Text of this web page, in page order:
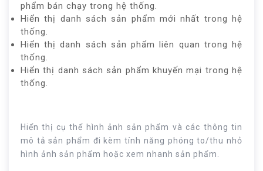
phẩm bán chạy trong hệ thống.
Hiển thị danh sách sản phẩm mới nhất trong hệ
thống.
Hiển thị danh sách sản phẩm liên quan trong hệ
thống.
Hiển thị danh sách sản phẩm khuyến mại trong hệ
thống.
Hiển thị cụ thể hình ảnh sản phẩm và các thông tin
mô tả sản phẩm đi kèm tính năng phóng to/thu nhỏ
hình ảnh sản phẩm hoặc xem nhanh sản phẩm.